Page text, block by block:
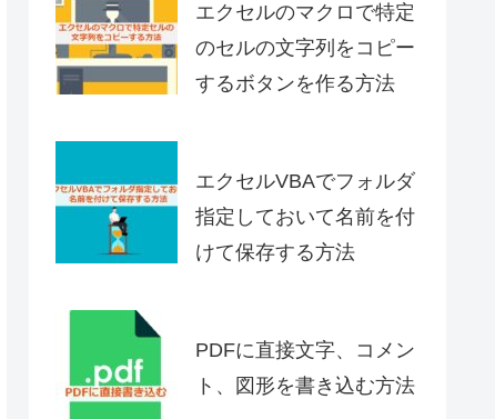
エクセルのマクロで特定
のセルの文字列をコピー
するボタンを作る方法
エクセルVBAでフォルダ
指定しておいて名前を付
けて保存する方法
PDFに直接文字、コメン
ト、図形を書き込む方法